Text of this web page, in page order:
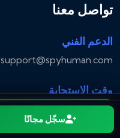
ابدأ مجانًا
تواصل معنا
الدعم الفني
support@spyhuman.com
وقت الاستجابة
خلال 24 ساعة عبر البريد الإلكتروني
سجّل مجانًا